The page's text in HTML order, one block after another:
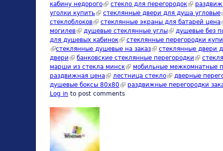
кабину недорого(link is external)
стекло для перегородок(link is
уголки купить(link is external)
стеклянные двери для душа угловые
стеклоблоков(link is external)
стеклянные экраны для батарей цена
могилев(link is external)
душевые стеклянные углы(link is external)
душевые без
для душевых кабинок(link is external)
стеклянные перегородки
(link is external)
стеклянные душевые на заказ(link is external)
стеклянные двери
двери (link is external)
банковские стеклянные перегородки (link is
марши из стекла минск(link is external)
мобильные межкомнатные
раздвижная цена(link is external)
лестница стекло(link is external)
дверные
душевые боксы 80х80 (link is external)
раздвижные перегородки
Log in to post comments